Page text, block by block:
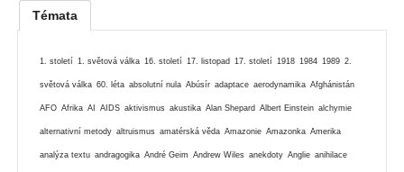
Témata
1. století 1. světová válka 16. století 17. listopad 17. století 1918 1984 1989 2.
světová válka 60. léta absolutní nula Abúsír adaptace aerodynamika Afghánistán
AFO Afrika AI AIDS aktivismus akustika Alan Shepard Albert Einstein alchymie
alternativní metody altruismus amatérská věda Amazonie Amazonka Amerika
analýza textu andragogika André Geim Andrew Wiles anekdoty Anglie anihilace